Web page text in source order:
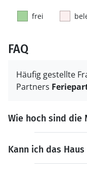
frei
FAQ
Häufig gestellte
Partners
Wie hoch sind die
Kann ich das